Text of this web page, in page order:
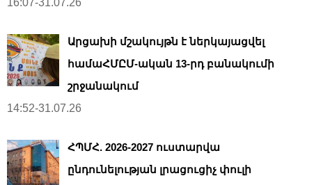
16:07-31.07.26
Արցախի մշակույթն է ներկայացվել
համաՀՄԸՄ-ական 13-րդ բանակումի
շրջանակում
14:52-31.07.26
ՀՊՄՀ. 2026-2027 ուստարվա
ընդունելության լրացուցիչ փուլի